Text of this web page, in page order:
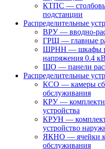
КТПС —
подстанции
Распределительные
ВРУ — вводно-
ГРЩ — главные
ШРНН — шкафы
напряжения 0.4 кВ
ЩО — панели
Распределительные
КСО — камеры
обслуживания
КРУ —
устройства
КРУН —
устройство
ЯКНО — ячейки
обслуживания